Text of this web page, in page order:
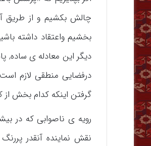
چالش بکشیم و از طریق
بخشیم واعتقاد داشته
دیگر این معادله ی ساده,
درفضایی منطقی لازم است
گرفتن اینکه کدام بخش از
رویه ی ناصوابی که در
نقش نماینده آنقدر